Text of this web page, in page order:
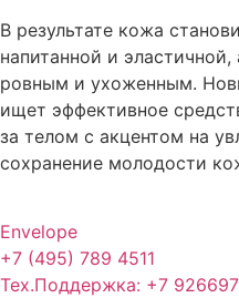
В результате кожа
напитанной и
ровным и ухоженным.
ищет эффективное
за телом с акцентом на
сохранение молодости
Envelope
+7 (495) 789 4511
Тех.Поддержка: +7